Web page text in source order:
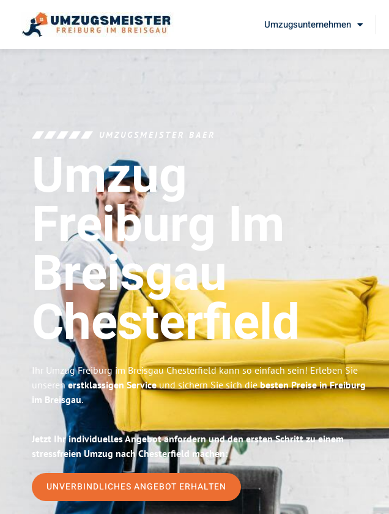
Umzugsunternehmen
UMZUGSMEISTER BAER
Umzug
Freiburg Im
Breisgau
Chesterfield
Ihr Umzug Freiburg im Breisgau Chesterfield kann so einfach sein! Erleben Sie
unserenerstklassigen Serviceund sichern Sie sich diebesten Preise in Freiburg
im Breisgau.
Jetzt Ihr individuelles Angebot anfordern und den ersten Schritt zu einem
stressfreien Umzug nach Chesterfield machen:
UNVERBINDLICHES ANGEBOT ERHALTEN